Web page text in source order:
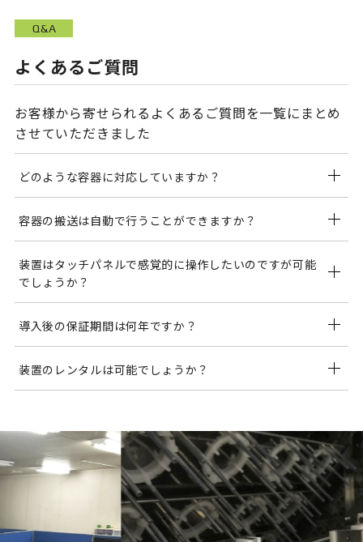
Q&A
よくあるご質問
お客様から寄せられるよくあるご質問を一覧にまとめ
させていただきました
どのような容器に対応していますか？
材質、サイズ共にご要望に合わせて、様々な容器に対
詳しくは、お問合わせフォーム、または営業担当者へ
ご連絡ください。
容器の搬送は自動で行うことができますか？
可能です。容器の搬送、供給、取り出しまで自動で行
す。
装置はタッチパネルで感覚的に操作したいのですが可能
でしょうか？
可能です。多くのお客様がタッチパネルでの制御を導
導入後の保証期間は何年ですか？
保証期間は検収後1年間となります。
装置のレンタルは可能でしょうか？